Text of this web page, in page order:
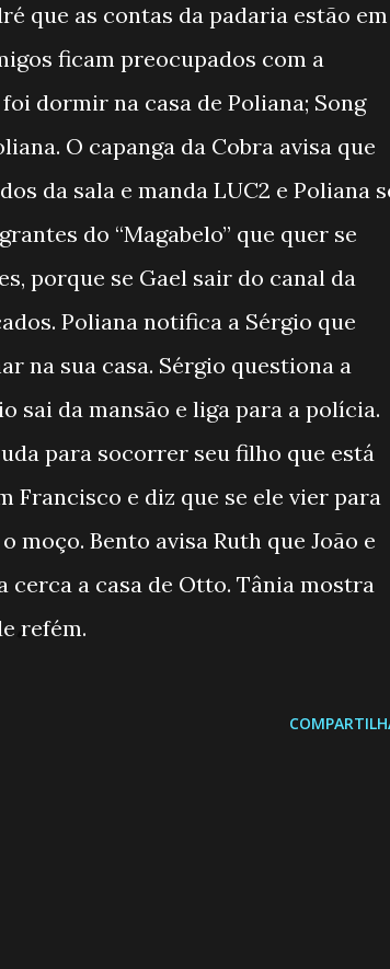
que as contas da padaria estão em
ficam preocupados com a
dormir na casa de Poliana; Song
O capanga da Cobra avisa que
da sala e manda LUC2 e Poliana
do “Magabelo” que quer se
porque se Gael sair do canal da
Poliana notifica a Sérgio que
na sua casa. Sérgio questiona a
sai da mansão e liga para a polícia.
para socorrer seu filho que está
Francisco e diz que se ele vier para
moço. Bento avisa Ruth que João e
cerca a casa de Otto. Tânia mostra
refém.